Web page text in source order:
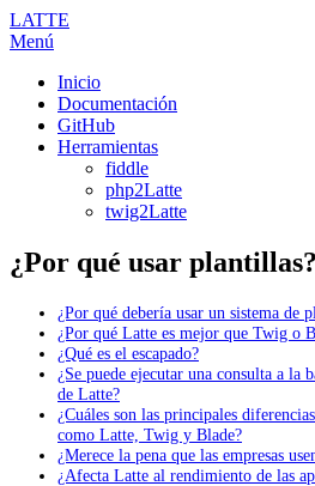
LATTE
Menú
Inicio
Documentación
GitHub
Herramientas
fiddle
php2Latte
twig2Latte
¿Por qué usar plantillas?
¿Por qué debería usar un sistema de
¿Por qué Latte es mejor que Twig o
¿Qué es el escapado?
¿Se puede ejecutar una consulta a la
de Latte?
¿Cuáles son las principales
como Latte, Twig y Blade?
¿Merece la pena que las empresas
¿Afecta Latte al rendimiento de las